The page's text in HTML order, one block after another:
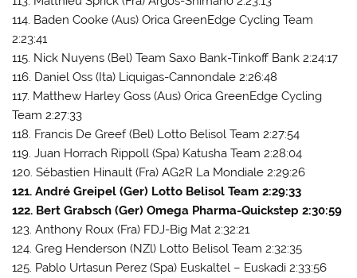
114. Baden Cooke (Aus) Orica GreenEdge Cycling Team
2:23:41
115. Nick Nuyens (Bel) Team Saxo Bank-Tinkoff Bank 2:24:17
116. Daniel Oss (Ita) Liquigas-Cannondale 2:26:48
117. Matthew Harley Goss (Aus) Orica GreenEdge Cycling
Team 2:27:33
118. Francis De Greef (Bel) Lotto Belisol Team 2:27:54
119. Juan Horrach Rippoll (Spa) Katusha Team 2:28:04
120. Sébastien Hinault (Fra) AG2R La Mondiale 2:29:26
121. André Greipel (Ger) Lotto Belisol Team 2:29:33
122. Bert Grabsch (Ger) Omega Pharma-Quickstep 2:30:59
123. Anthony Roux (Fra) FDJ-Big Mat 2:32:21
124. Greg Henderson (NZl) Lotto Belisol Team 2:32:35
125. Pablo Urtasun Perez (Spa) Euskaltel – Euskadi 2:33:56